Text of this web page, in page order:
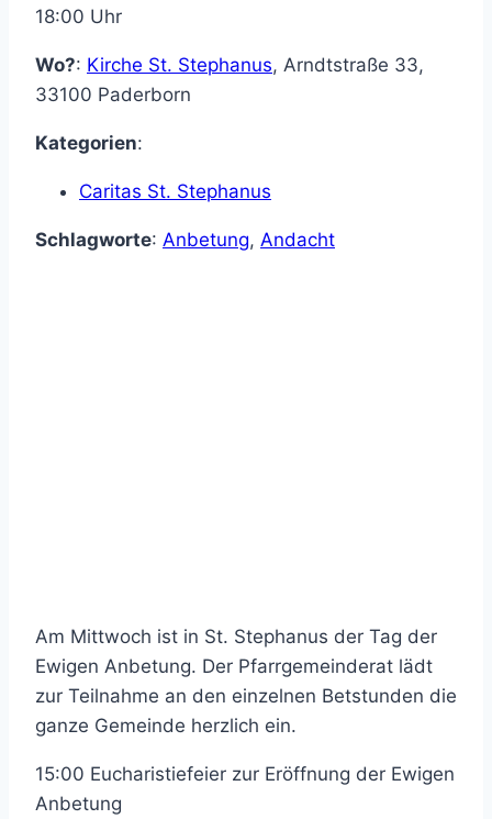
18:00 Uhr
Wo?: Kirche St. Stephanus, Arndtstraße 33,
33100 Paderborn
Kategorien:
Caritas St. Stephanus
Schlagworte: Anbetung, Andacht
Am Mittwoch ist in St. Stephanus der Tag der
Ewigen Anbetung. Der Pfarrgemeinderat lädt
zur Teilnahme an den einzelnen Betstunden die
ganze Gemeinde herzlich ein.
15:00 Eucharistiefeier zur Eröffnung der Ewigen
Anbetung